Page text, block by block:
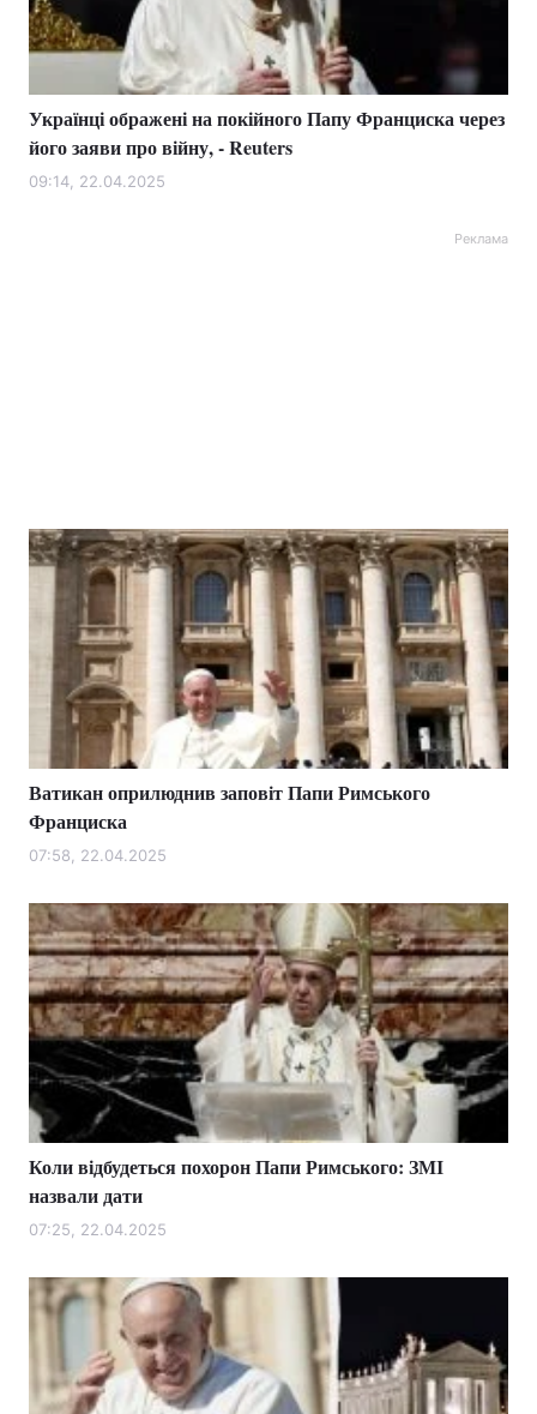
Українці ображені на покійного Папу Франциска через
його заяви про війну, - Reuters
09:14, 22.04.2025
Реклама
Ватикан оприлюднив заповіт Папи Римського
Франциска
07:58, 22.04.2025
Коли відбудеться похорон Папи Римського: ЗМІ
назвали дати
07:25, 22.04.2025